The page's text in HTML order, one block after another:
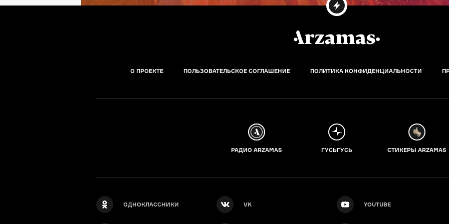
О ПРОЕКТЕ ПОЛЬЗОВАТЕЛЬСКОЕ СОГЛАШЕНИЕ ПОЛИТИКА КОНФИДЕНЦИАЛЬНОСТИ
РАДИО ARZAMAS ГУСЬГУСЬ СТИКЕРЫ ARZAMAS
ОДНОКЛАССНИКИ VK YOUTUBE